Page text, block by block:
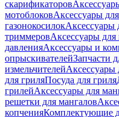
скарификаторов
мотоблоковАксессуары
газонокосилокАксессуары
триммеровАксессуары
давленияАксессуары и
опрыскивателейЗапчасти
измельчителейАксессуары
для гриляПосуда для гриля
грилейАксессуары для
решетки для мангалов
копченияКомплектующие